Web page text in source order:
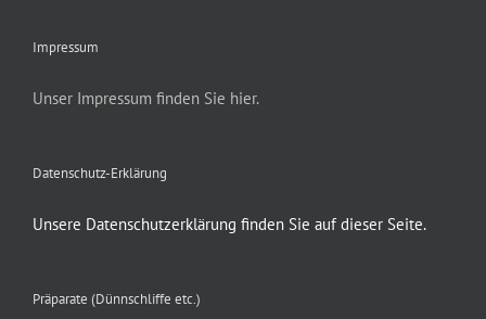
Impressum
Unser Impressum finden Sie hier.
Datenschutz-Erklärung
Unsere Datenschutzerklärung finden Sie auf dieser Seite.
Präparate (Dünnschliffe etc.)